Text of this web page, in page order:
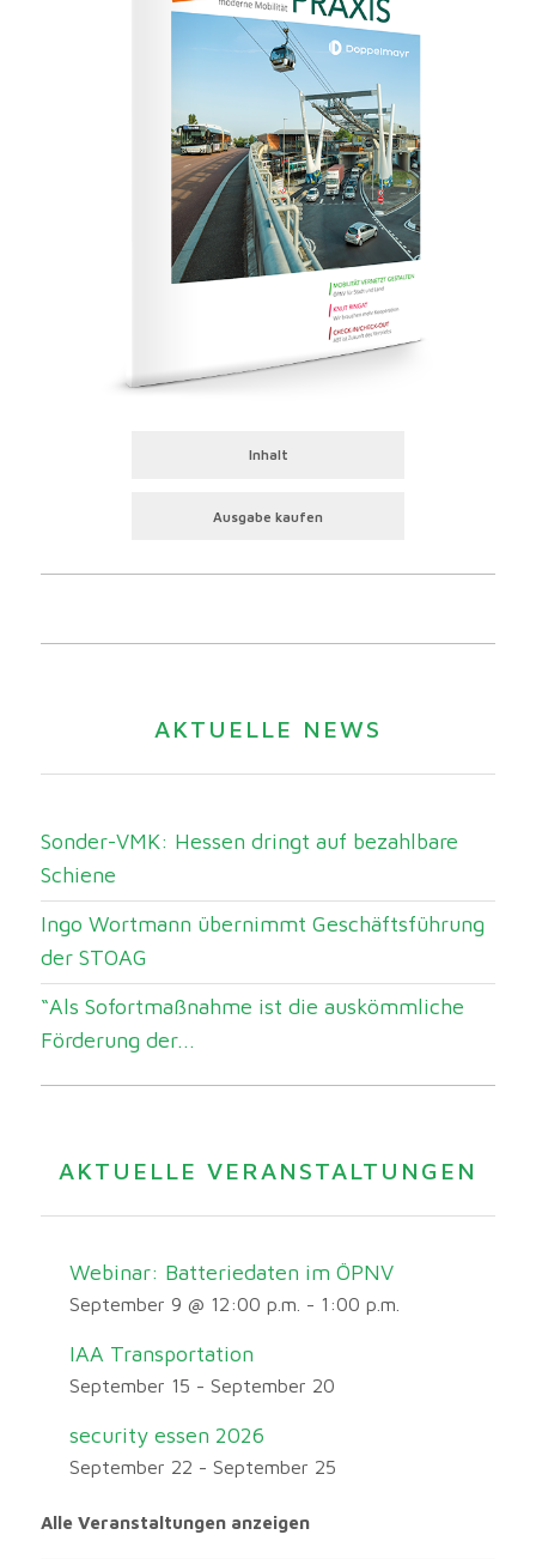
Inhalt
Ausgabe kaufen
AKTUELLE NEWS
Sonder-VMK: Hessen dringt auf bezahlbare
Schiene
Ingo Wortmann übernimmt Geschäftsführung
der STOAG
“Als Sofortmaßnahme ist die auskömmliche
Förderung der...
AKTUELLE VERANSTALTUNGEN
Webinar: Batteriedaten im ÖPNV
September 9 @ 12:00 p.m. - 1:00 p.m.
IAA Transportation
September 15 - September 20
security essen 2026
September 22 - September 25
Alle Veranstaltungen anzeigen